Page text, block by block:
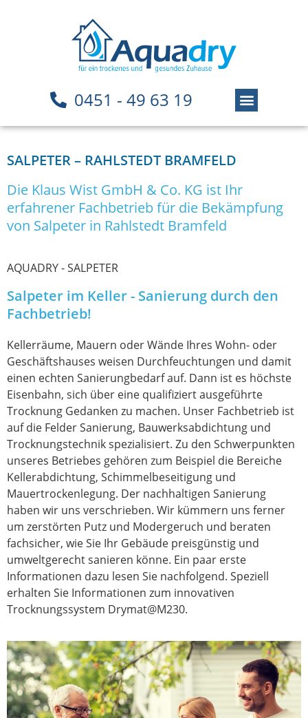
0451 - 49 63 19
SALPETER – RAHLSTEDT BRAMFELD
Die Klaus Wist GmbH & Co. KG ist Ihr
erfahrener Fachbetrieb für die Bekämpfung
von Salpeter in Rahlstedt Bramfeld
AQUADRY - SALPETER
Salpeter im Keller - Sanierung durch den
Fachbetrieb!
Kellerräume, Mauern oder Wände Ihres Wohn- oder
Geschäftshauses weisen Durchfeuchtungen und damit
einen echten Sanierungbedarf auf. Dann ist es höchste
Eisenbahn, sich über eine qualifiziert ausgeführte
Trocknung Gedanken zu machen. Unser Fachbetrieb ist
auf die Felder Sanierung, Bauwerksabdichtung und
Trocknungstechnik spezialisiert. Zu den Schwerpunkten
unseres Betriebes gehören zum Beispiel die Bereiche
Kellerabdichtung, Schimmelbeseitigung und
Mauertrockenlegung. Der nachhaltigen Sanierung
haben wir uns verschrieben. Wir kümmern uns ferner
um zerstörten Putz und Modergeruch und beraten
fachsicher, wie Sie Ihr Gebäude preisgünstig und
umweltgerecht sanieren könne. Ein paar erste
Informationen dazu lesen Sie nachfolgend. Speziell
erhalten Sie Informationen zum innovativen
Trocknungssystem Drymat@M230.